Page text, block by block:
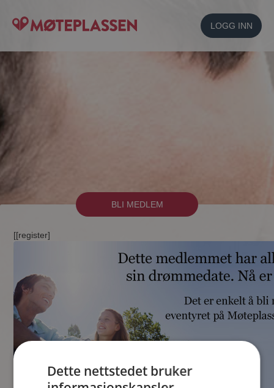
LOGG INN
BLI MEDLEM
[[register]
Dette nettstedet bruker